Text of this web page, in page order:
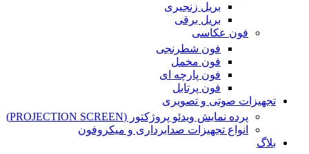
بریل زنجیری
بریل برقی
فون عکاسی
فون شطرنجی
فون مخمل
فون پارچه ای
فون پرتابل
تجهیزات صوتی و تصویری
پرده نمایش ویدئو پروژکتور (PROJECTION SCREEN)
انواع تجهیزات صدابرداری و میکروفون
بلاگ